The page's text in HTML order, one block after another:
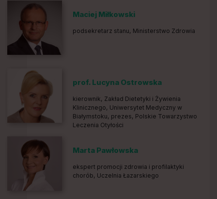
Maciej Miłkowski
podsekretarz stanu, Ministerstwo Zdrowia
prof. Lucyna Ostrowska
kierownik, Zakład Dietetyki i Żywienia
Klinicznego, Uniwersytet Medyczny w
Białymstoku, prezes, Polskie Towarzystwo
Leczenia Otyłości
Marta Pawłowska
ekspert promocji zdrowia i profilaktyki
chorób, Uczelnia Łazarskiego